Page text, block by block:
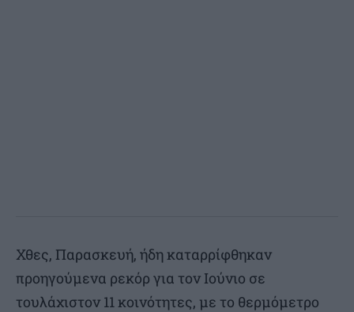
Χθες, Παρασκευή, ήδη καταρρίφθηκαν
προηγούμενα ρεκόρ για τον Ιούνιο σε
τουλάχιστον 11 κοινότητες, με το θερμόμετρο